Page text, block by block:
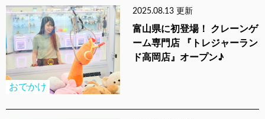
おでかけ
2025.08.13 更新
富山県に初登場！ クレーンゲ
ーム専門店 『トレジャーラン
ド高岡店』オープン♪